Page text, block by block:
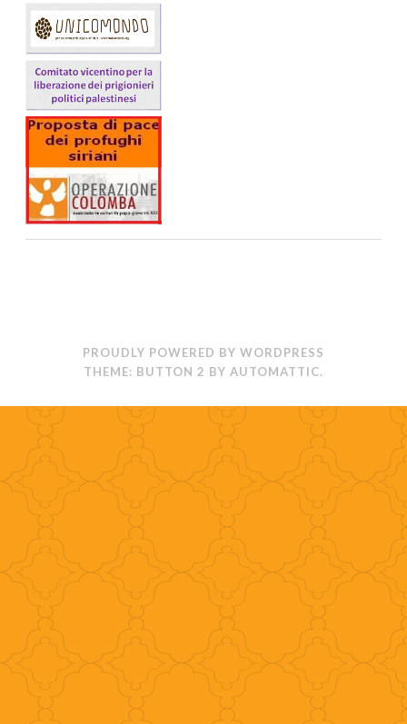
PROUDLY POWERED BY WORDPRESS
THEME: BUTTON 2 BY AUTOMATTIC.